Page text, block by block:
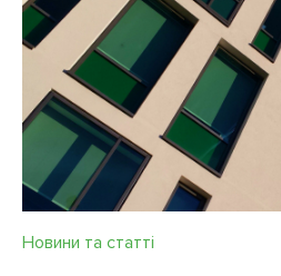
Новини та статті